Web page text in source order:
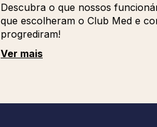
Descubra o que nossos
que escolheram o Club Med e
progrediram!
Ver mais